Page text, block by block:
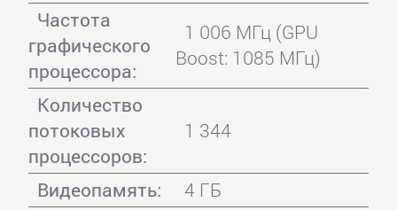
Частота
графического
процессора:
1 006 МГц (GPU
Boost: 1085 МГц)
Количество
потоковых
процессоров:
1 344
Видеопамять:
4 ГБ